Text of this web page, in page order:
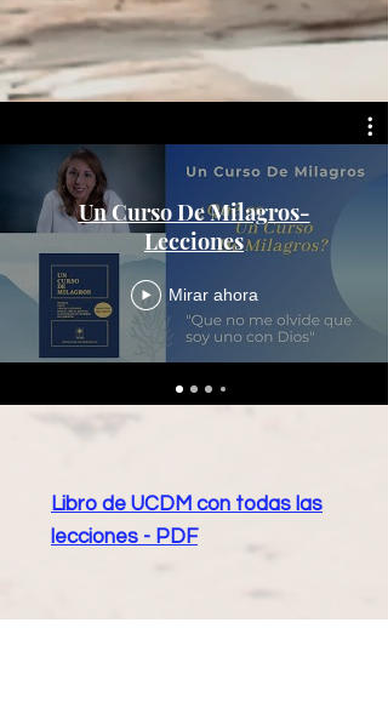
Un Curso De Milagros-
Lecciones
Mirar ahora
Libro de UCDM con todas las
lecciones - PDF